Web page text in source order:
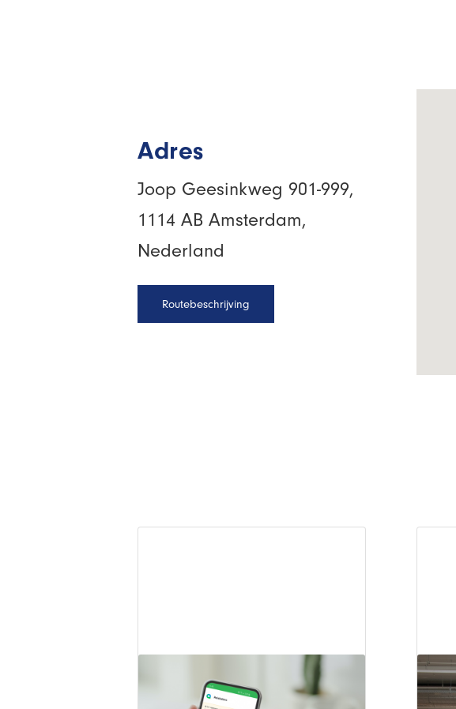
Adres
Joop Geesinkweg 901-999,
1114 AB Amsterdam,
Nederland
Routebeschrijving